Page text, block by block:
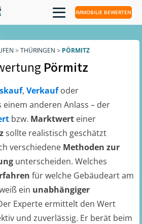
IMMOBILIE BEWERTEN
> THÜRINGEN > PÖRMITZ
Pörmitz
, Verkaufoder
einem anderen Anlass – der
bzw. Marktwert einer
sollte realistisch geschätzt
verschiedene Methoden zur
unterscheiden. Welches
für welche Gebäudeart am
ein unabhängiger
Experte ermittelt den Wert
und zuverlässig. Er berät beim